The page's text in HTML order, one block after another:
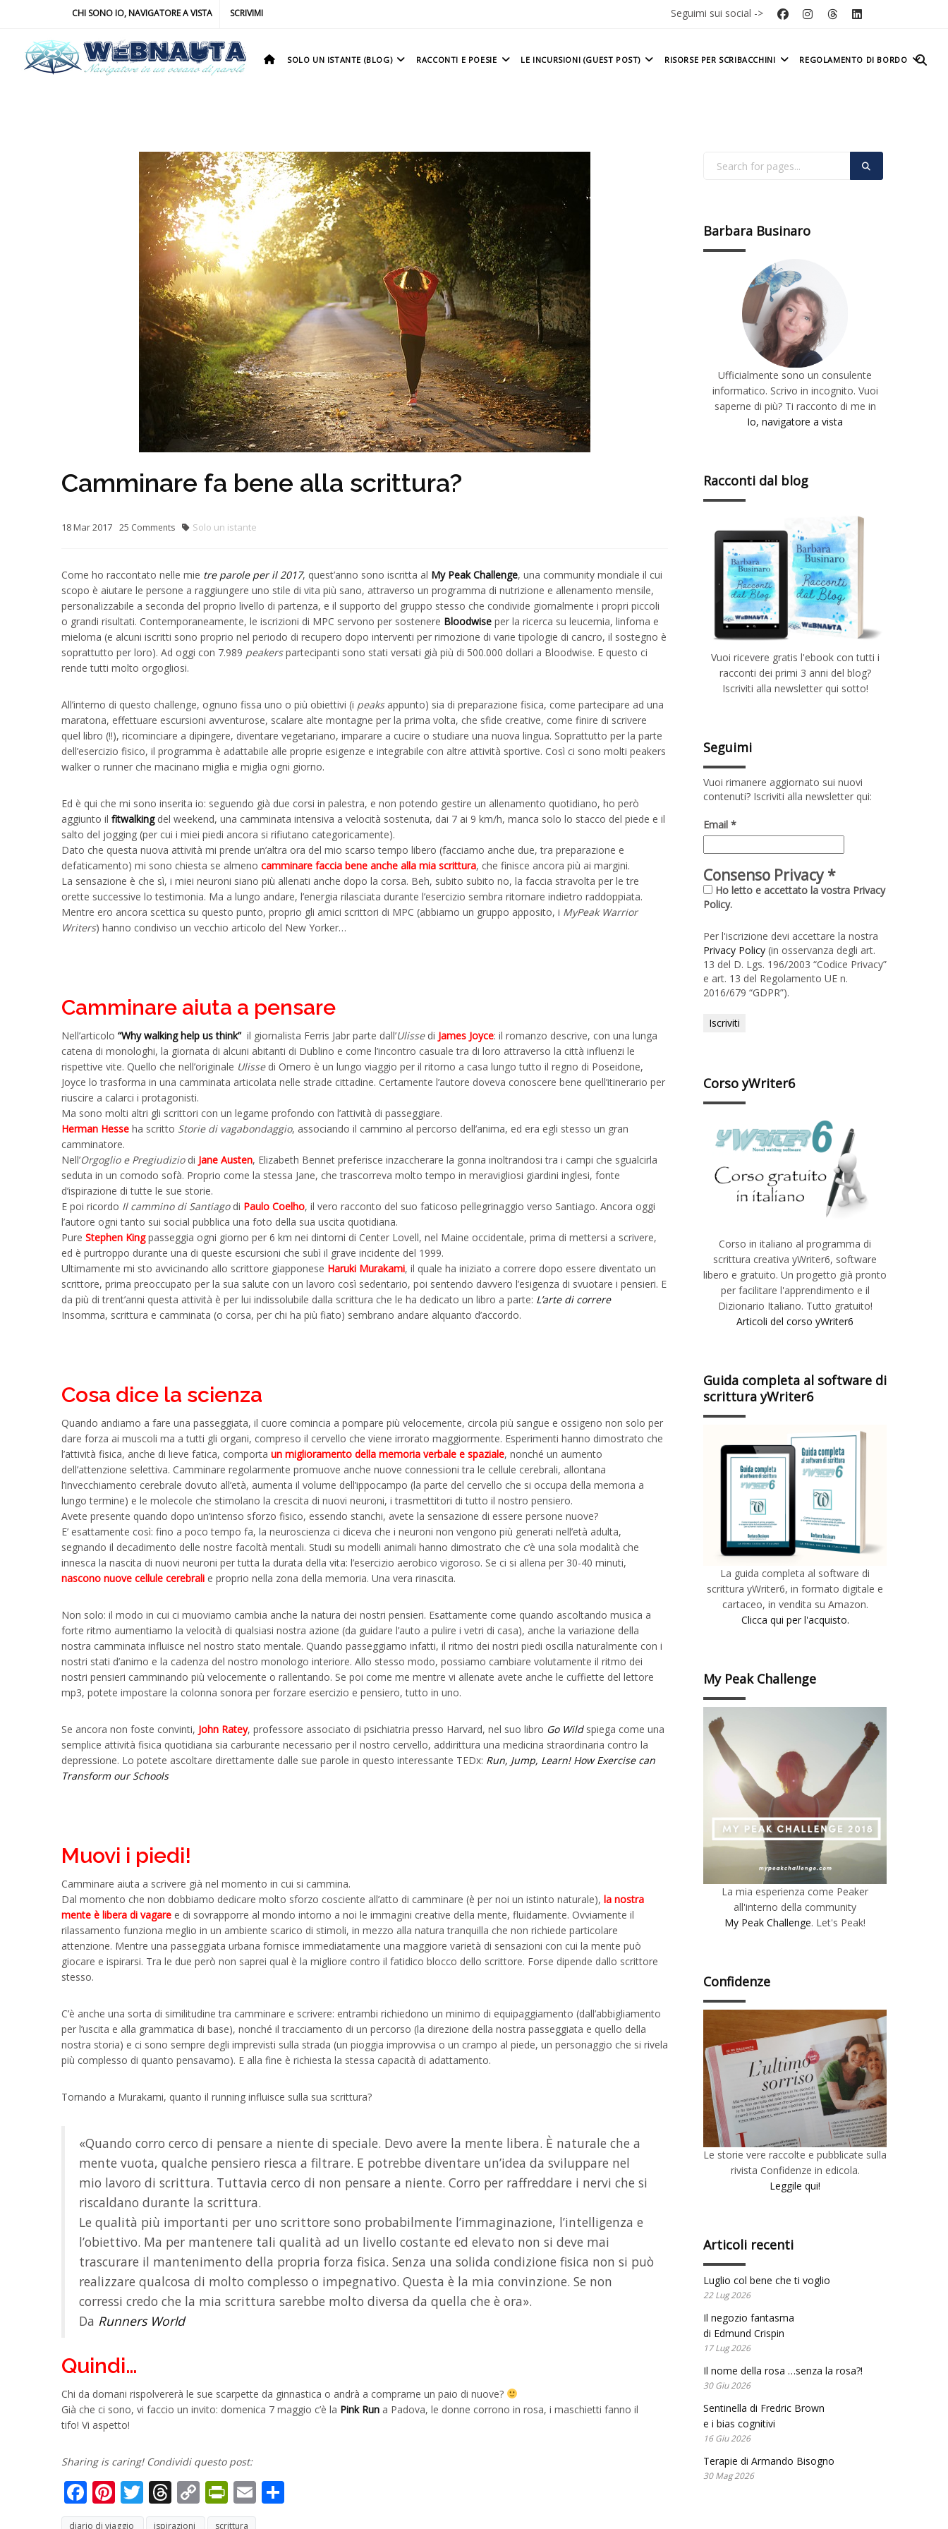
CHI SONO IO, NAVIGATORE A VISTA SCRIVIMI Seguimi sui social ->
SOLO UN ISTANTE (BLOG) RACCONTI E POESIE LE INCURSIONI (GUEST POST) RISORSE PER SCRIBACCHINI REGOLAMENTO DI BORDO
Camminare fa bene alla scrittura?
18Mar2017 25 Comments Solo un istante
Come ho raccontato nelle mie tre parole per il 2017, quest’anno sono iscritta al My Peak Challenge, una community mondiale il cui
scopo è aiutare le persone a raggiungere uno stile di vita più sano, attraverso un programma di nutrizione e allenamento mensile,
personalizzabile a seconda del proprio livello di partenza, e il supporto del gruppo stesso che condivide giornalmente i propri piccoli
o grandi risultati. Contemporaneamente, le iscrizioni di MPC servono per sostenere Bloodwise per la ricerca su leucemia, linfoma e
mieloma (e alcuni iscritti sono proprio nel periodo di recupero dopo interventi per rimozione di varie tipologie di cancro, il sostegno è
soprattutto per loro). Ad oggi con 7.989 peakerspartecipanti sono stati versati già più di 500.000 dollari a Bloodwise. E questo ci
rende tutti molto orgogliosi.
All’interno di questo challenge, ognuno fissa uno o più obiettivi (i peaksappunto) sia di preparazione fisica, come partecipare ad una
maratona, effettuare escursioni avventurose, scalare alte montagne per la prima volta, che sfide creative, come finire di scrivere
quel libro (!!), ricominciare a dipingere, diventare vegetariano, imparare a cucire o studiare una nuova lingua. Soprattutto per la parte
dell’esercizio fisico, il programma è adattabile alle proprie esigenze e integrabile con altre attività sportive. Così ci sono molti peakers
walker o runner che macinano miglia e miglia ogni giorno.
Ed è qui che mi sono inserita io: seguendo già due corsi in palestra, e non potendo gestire un allenamento quotidiano, ho però
aggiunto il fitwalkingdel weekend, una camminata intensiva a velocità sostenuta, dai 7 ai 9 km/h, manca solo lo stacco del piede e il
salto del jogging (per cui i miei piedi ancora si rifiutano categoricamente).
Dato che questa nuova attività mi prende un’altra ora del mio scarso tempo libero (facciamo anche due, tra preparazione e
defaticamento) mi sono chiesta se almeno camminare faccia bene anche alla mia scrittura, che finisce ancora più ai margini.
La sensazione è che sì, i miei neuroni siano più allenati anche dopo la corsa. Beh, subito subito no, la faccia stravolta per le tre
orette successive lo testimonia. Ma a lungo andare, l’energia rilasciata durante l’esercizio sembra ritornare indietro raddoppiata.
Mentre ero ancora scettica su questo punto, proprio gli amici scrittori di MPC (abbiamo un gruppo apposito, i MyPeak Warrior
Writers) hanno condiviso un vecchio articolo del New Yorker…
Camminare aiuta a pensare
Nell’articolo “Why walking help us think”il giornalista Ferris Jabr parte dall’Ulissedi James Joyce: il romanzo descrive, con una lunga
catena di monologhi, la giornata di alcuni abitanti di Dublino e come l’incontro casuale tra di loro attraverso la città influenzi le
rispettive vite. Quello che nell’originale Ulissedi Omero è un lungo viaggio per il ritorno a casa lungo tutto il regno di Poseidone,
Joyce lo trasforma in una camminata articolata nelle strade cittadine. Certamente l’autore doveva conoscere bene quell’itinerario per
riuscire a calarci i protagonisti.
Ma sono molti altri gli scrittori con un legame profondo con l’attività di passeggiare.
Herman Hesse ha scritto Storie di vagabondaggio, associando il cammino al percorso dell’anima, ed era egli stesso un gran
camminatore.
Nell’Orgoglio e Pregiudiziodi Jane Austen, Elizabeth Bennet preferisce inzaccherare la gonna inoltrandosi tra i campi che sgualcirla
seduta in un comodo sofà. Proprio come la stessa Jane, che trascorreva molto tempo in meravigliosi giardini inglesi, fonte
d’ispirazione di tutte le sue storie.
E poi ricordo Il cammino di Santiagodi Paulo Coelho, il vero racconto del suo faticoso pellegrinaggio verso Santiago. Ancora oggi
l’autore ogni tanto sui social pubblica una foto della sua uscita quotidiana.
Pure Stephen Kingpasseggia ogni giorno per 6 km nei dintorni di Center Lovell, nel Maine occidentale, prima di mettersi a scrivere,
ed è purtroppo durante una di queste escursioni che subì il grave incidente del 1999.
Ultimamente mi sto avvicinando allo scrittore giapponese Haruki Murakami, il quale ha iniziato a correre dopo essere diventato un
scrittore, prima preoccupato per la sua salute con un lavoro così sedentario, poi sentendo davvero l’esigenza di svuotare i pensieri. E
da più di trent’anni questa attività è per lui indissolubile dalla scrittura che le ha dedicato un libro a parte: L’arte di correre
Insomma, scrittura e camminata (o corsa, per chi ha più fiato) sembrano andare alquanto d’accordo.
Cosa dice la scienza
Quando andiamo a fare una passeggiata, il cuore comincia a pompare più velocemente, circola più sangue e ossigeno non solo per
dare forza ai muscoli ma a tutti gli organi, compreso il cervello che viene irrorato maggiormente. Esperimenti hanno dimostrato che
l’attività fisica, anche di lieve fatica, comporta un miglioramento della memoria verbale e spaziale, nonché un aumento
dell’attenzione selettiva. Camminare regolarmente promuove anche nuove connessioni tra le cellule cerebrali, allontana
l’invecchiamento cerebrale dovuto all’età, aumenta il volume dell’ippocampo (la parte del cervello che si occupa della memoria a
lungo termine) e le molecole che stimolano la crescita di nuovi neuroni, i trasmettitori di tutto il nostro pensiero.
Avete presente quando dopo un’intenso sforzo fisico, essendo stanchi, avete la sensazione di essere persone nuove?
E’ esattamente così: fino a poco tempo fa, la neuroscienza ci diceva che i neuroni non vengono più generati nell’età adulta,
segnando il decadimento delle nostre facoltà mentali. Studi su modelli animali hanno dimostrato che c’è una sola modalità che
innesca la nascita di nuovi neuroni per tutta la durata della vita: l’esercizio aerobico vigoroso. Se ci si allena per 30-40 minuti,
nascono nuove cellule cerebrali e proprio nella zona della memoria. Una vera rinascita.
Non solo: il modo in cui ci muoviamo cambia anche la natura dei nostri pensieri. Esattamente come quando ascoltando musica a
forte ritmo aumentiamo la velocità di qualsiasi nostra azione (da guidare l’auto a pulire i vetri di casa), anche la variazione della
nostra camminata influisce nel nostro stato mentale. Quando passeggiamo infatti, il ritmo dei nostri piedi oscilla naturalmente con i
nostri stati d’animo e la cadenza del nostro monologo interiore. Allo stesso modo, possiamo cambiare volutamente il ritmo dei
nostri pensieri camminando più velocemente o rallentando. Se poi come me mentre vi allenate avete anche le cuffiette del lettore
mp3, potete impostare la colonna sonora per forzare esercizio e pensiero, tutto in uno.
Se ancora non foste convinti, John Ratey, professore associato di psichiatria presso Harvard, nel suo libro Go Wildspiega come una
semplice attività fisica quotidiana sia carburante necessario per il nostro cervello, addirittura una medicina straordinaria contro la
depressione. Lo potete ascoltare direttamente dalle sue parole in questo interessante TEDx: Run, Jump, Learn! How Exercise can
Transform our Schools
Muovi i piedi!
Camminare aiuta a scrivere già nel momento in cui si cammina.
Dal momento che non dobbiamo dedicare molto sforzo cosciente all’atto di camminare (è per noi un istinto naturale), la nostra
mente è libera di vagare e di sovrapporre al mondo intorno a noi le immagini creative della mente, fluidamente. Ovviamente il
rilassamento funziona meglio in un ambiente scarico di stimoli, in mezzo alla natura tranquilla che non richiede particolare
attenzione. Mentre una passeggiata urbana fornisce immediatamente una maggiore varietà di sensazioni con cui la mente può
giocare e ispirarsi. Tra le due però non saprei qual è la migliore contro il fatidico blocco dello scrittore. Forse dipende dallo scrittore
stesso.
C’è anche una sorta di similitudine tra camminare e scrivere: entrambi richiedono un minimo di equipaggiamento (dall’abbigliamento
per l’uscita e alla grammatica di base), nonché il tracciamento di un percorso (la direzione della nostra passeggiata e quello della
nostra storia) e ci sono sempre degli imprevisti sulla strada (un pioggia improvvisa o un crampo al piede, un personaggio che si rivela
più complesso di quanto pensavamo). E alla fine è richiesta la stessa capacità di adattamento.
Tornando a Murakami, quanto il running influisce sulla sua scrittura?
«Quando corro cerco di pensare a niente di speciale. Devo avere la mente libera. È naturale che a
mente vuota, qualche pensiero riesca a filtrare. E potrebbe diventare un’idea da sviluppare nel
mio lavoro di scrittura. Tuttavia cerco di non pensare a niente. Corro per raffreddare i nervi che si
riscaldano durante la scrittura.
Le qualità più importanti per uno scrittore sono probabilmente l’immaginazione, l’intelligenza e
l’obiettivo. Ma per mantenere tali qualità ad un livello costante ed elevato non si deve mai
trascurare il mantenimento della propria forza fisica. Senza una solida condizione fisica non si può
realizzare qualcosa di molto complesso o impegnativo. Questa è la mia convinzione. Se non
corressi credo che la mia scrittura sarebbe molto diversa da quella che è ora».
Da Runners World
Quindi…
Chi da domani rispolvererà le sue scarpette da ginnastica o andrà a comprarne un paio di nuove?
Già che ci sono, vi faccio un invito: domenica 7 maggio c’è la Pink Run a Padova, le donne corrono in rosa, i maschietti fanno il
tifo! Vi aspetto!
Sharing is caring! Condividi questo post:
Facebook
Pinterest
Twitter
Threads
Copy
Link
PrintFriendly
Email
diario di viaggio ispirazioni scrittura
Barbara Businaro
Ufficialmente sono un consulente
informatico. Scrivo in incognito. Vuoi
saperne di più? Ti racconto di me in
Io, navigatore a vista
Racconti dal blog
Vuoi ricevere gratis l'ebook con tutti i
racconti dei primi 3 anni del blog?
Iscriviti alla newsletter qui sotto!
Seguimi
Vuoi rimanere aggiornato sui nuovi
contenuti? Iscriviti alla newsletter qui:
Email *
Consenso Privacy*
Ho letto e accettato la vostra Privacy
Policy.
Per l'iscrizione devi accettare la nostra
Privacy Policy (in osservanza degli art.
13 del D. Lgs. 196/2003 “Codice Privacy”
e art. 13 del Regolamento UE n.
2016/679 “GDPR”).
Corso yWriter6
Corso in italiano al programma di
scrittura creativa yWriter6, software
libero e gratuito. Un progetto già pronto
per facilitare l'apprendimento e il
Dizionario Italiano. Tutto gratuito!
Articoli del corso yWriter6
Guida completa al software di
scrittura yWriter6
La guida completa al software di
scrittura yWriter6, in formato digitale e
cartaceo, in vendita su Amazon.
Clicca qui per l'acquisto.
My Peak Challenge
La mia esperienza come Peaker
all'interno della community
My Peak Challenge. Let's Peak!
Confidenze
Le storie vere raccolte e pubblicate sulla
rivista Confidenze in edicola.
Leggile qui!
Articoli recenti
Luglio col bene che ti voglio
22 Lug 2026
Il negozio fantasma
di Edmund Crispin
17 Lug 2026
Il nome della rosa …senza la rosa?!
30 Giu 2026
Sentinella di Fredric Brown
e i bias cognitivi
16 Giu 2026
Terapie di Armando Bisogno
30 Mag 2026